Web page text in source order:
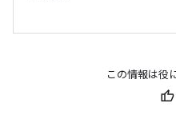
この情報は役